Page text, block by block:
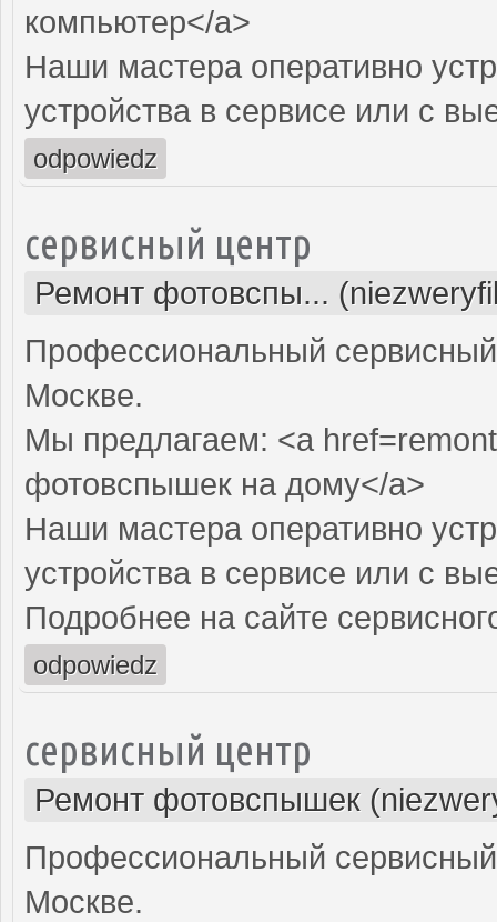
компьютер</a>
Наши мастера оперативно
устройства в сервисе или с
odpowiedz
сервисный центр
Ремонт фотовспы...
Профессиональный
Москве.
Мы предлагаем: <a
фотовспышек на дому</a>
Наши мастера оперативно
устройства в сервисе или с
Подробнее на сайте
odpowiedz
сервисный центр
Ремонт фотовспышек
Профессиональный
Москве.